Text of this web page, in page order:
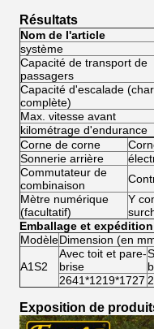
Résultats
Nom de l'article
système
Capacité de transport de
passagers
Capacité d'escalade
complète)
Max. vitesse avant
kilométrage d'endurance
Corne de corne
Sonnerie arrière
Commutateur de
combinaison
Mètre numérique
(facultatif)
Y
Emballage et expédition
ModèleDimension (en
A1S2
Avec toit et pare-
brise
2641*1219*1727
Exposition de